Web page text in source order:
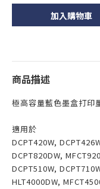
加入購物車
商品描述
極高容量藍色墨盒打印
適用於
DCPT420W,
DCPT820DW,
DCPT510W,
HLT4000DW,